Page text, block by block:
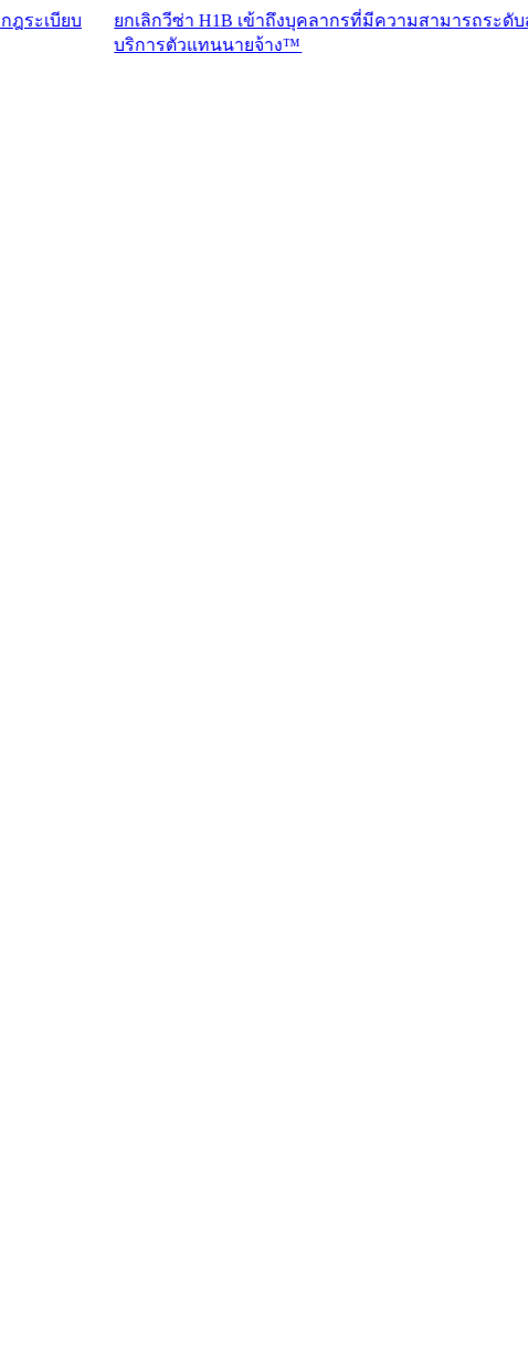
ยกเลิกวีซ่า H1B เข้าถึงบุคลากรที่มีความสามารถระดับสูงด้วย G-P
บริการตัวแทนนายจ้าง™​​